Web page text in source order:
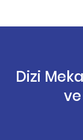
Dizi